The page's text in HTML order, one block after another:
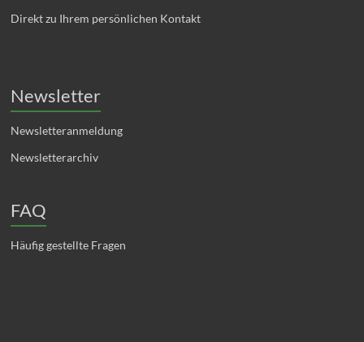
Direkt zu Ihrem persönlichen Kontakt
Newsletter
Newsletteranmeldung
Newsletterarchiv
FAQ
Häufig gestellte Fragen